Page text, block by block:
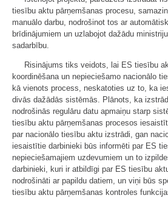
tiesību aktu pārņemšanas procesu,
manuālo darbu, nodrošinot tos ar
brīdinājumiem un uzlabojot dažādu
sadarbību.
Risinājums tiks veidots, lai ES tiesību
koordinēšana un nepieciešamo nacionālo
kā vienots process, neskatoties uz to, ka
divās dažādās sistēmās. Plānots, ka
nodrošinās regulāru datu apmaiņu starp
tiesību aktu pārņemšanas procesos
par nacionālo tiesību aktu izstrādi, gan
iesaistītie darbinieki būs informēti par ES
nepieciešamajiem uzdevumiem un to
darbinieki, kuri ir atbildīgi par ES tiesību
nodrošināti ar papildu datiem, un viņi būs
tiesību aktu pārņemšanas kontroles